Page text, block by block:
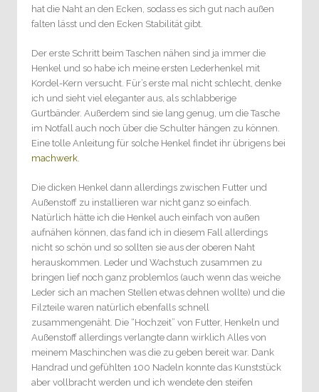
hat die Naht an den Ecken, sodass es sich gut nach außen
falten lässt und den Ecken Stabilität gibt.
Der erste Schritt beim Taschen nähen sind ja immer die
Henkel und so habe ich meine ersten Lederhenkel mit
Kordel-Kern versucht. Für’s erste mal nicht schlecht, denke
ich und sieht viel eleganter aus, als schlabberige
Gurtbänder. Außerdem sind sie lang genug, um die Tasche
im Notfall auch noch über die Schulter hängen zu können.
Eine tolle Anleitung für solche Henkel findet ihr übrigens bei
machwerk.
Die dicken Henkel dann allerdings zwischen Futter und
Außenstoff zu installieren war nicht ganz so einfach.
Natürlich hätte ich die Henkel auch einfach von außen
aufnähen können, das fand ich in diesem Fall allerdings
nicht so schön und so sollten sie aus der oberen Naht
herauskommen. Leder und Wachstuch zusammen zu
bringen lief noch ganz problemlos (auch wenn das weiche
Leder sich an machen Stellen etwas dehnen wollte) und die
Filzteile waren natürlich ebenfalls schnell
zusammengenäht. Die “Hochzeit” von Futter, Henkeln und
Außenstoff allerdings verlangte dann wirklich Alles von
meinem Maschinchen was die zu geben bereit war. Dank
Handrad und gefühlten 100 Nadeln konnte das Kunststück
aber vollbracht werden und ich wendete den steifen